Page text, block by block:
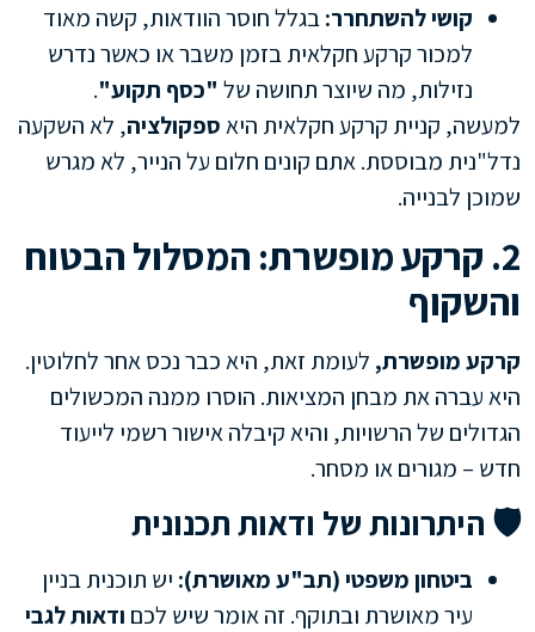
קושי להשתחרר:בגלל חוסר הוודאות, קשה מאוד
למכור קרקע חקלאית בזמן משבר או כאשר נדרש
נזילות, מה שיוצר תחושה של "כסף תקוע".
למעשה, קניית קרקע חקלאית היאספקולציה, לא השקעה
נדל"נית מבוססת. אתם קונים חלום על הנייר, לא מגרש
שמוכן לבנייה.
2. קרקע מופשרת: המסלול הבטוח
והשקוף
קרקע מופשרת, לעומת זאת, היא כבר נכס אחר לחלוטין.
היא עברה את מבחן המציאות. הוסרו ממנה המכשולים
הגדולים של הרשויות, והיא קיבלה אישור רשמי לייעוד
חדש – מגורים או מסחר.
🛡 היתרונות של ודאות תכנונית
ביטחון משפטי (תב"ע מאושרת): יש תוכנית בניין
עיר מאושרת ובתוקף. זה אומר שיש לכם ודאות לגבי